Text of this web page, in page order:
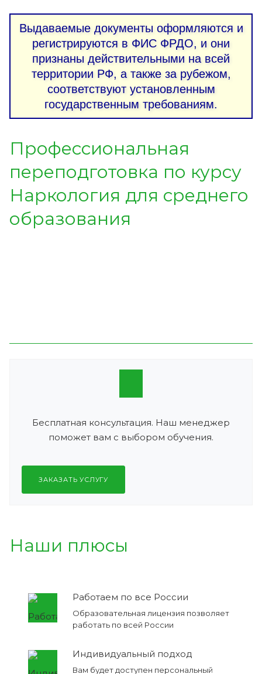
Выдаваемые документы оформляются и
регистрируются в ФИС ФРДО, и они
признаны действительными на всей
территории РФ, а также за рубежом,
соответствуют установленным
государственным требованиям.
Профессиональная
переподготовка по курсу
Наркология для среднего
образования
Бесплатная консультация. Наш менеджер
поможет вам с выбором обучения.
ЗАКАЗАТЬ УСЛУГУ
Наши плюсы
Работаем по все России
Образовательная лицензия позволяет
работать по всей России
Индивидуальный подход
Вам будет доступен персональный